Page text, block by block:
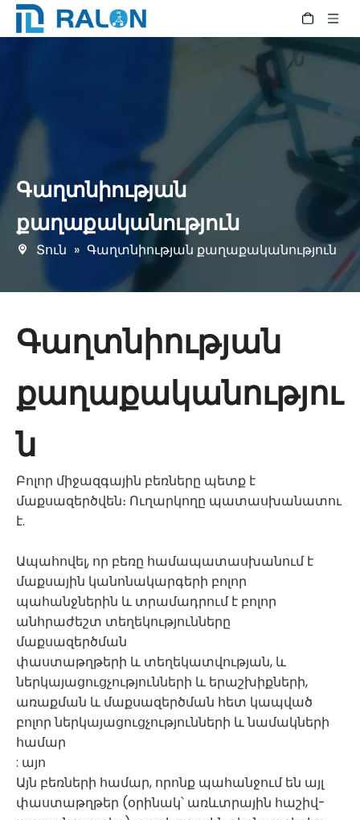
Գաղտնիության
քաղաքականություն
Տուն » Գաղտնիության քաղաքականություն
Գաղտնիության
քաղաքականությու
ն
Բոլոր միջազգային բեռները պետք է
մաքսազերծվեն։ Ուղարկողը պատասխանատու
է.
Ապահովել, որ բեռը համապատասխանում է
մաքսային կանոնակարգերի բոլոր
պահանջներին և տրամադրում է բոլոր
անհրաժեշտ տեղեկությունները
մաքսազերծման
փաստաթղթերի և տեղեկատվության, և
ներկայացուցչությունների և երաշխիքների,
առաքման և մաքսազերծման հետ կապված
բոլոր ներկայացուցչությունների և նամակների
համար
: այո
Այն բեռների համար, որոնք պահանջում են այլ
փաստաթղթեր (օրինակ՝ առևտրային հաշիվ-